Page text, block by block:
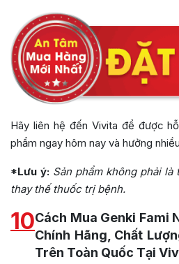
Hãy liên hệ đến Vivita để được
phẩm ngay hôm nay và hưởng
*Lưu ý: Sản phẩm không phải
thay thế thuốc trị bệnh.
10Cách Mua Genki Fami
Chính Hãng, Chất
Trên Toàn Quốc Tại